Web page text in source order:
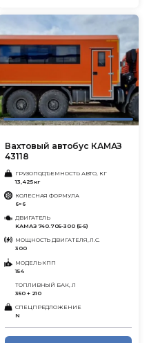
Вахтовый автобус КАМАЗ
43118
ГРУЗОПОДЪЕМНОСТЬ АВТО, КГ
13,425 кг
КОЛЕСНАЯ ФОРМУЛА
6×6
ДВИГАТЕЛЬ
KАMАЗ 740.705-300 (E-5)
МОЩНОСТЬ ДВИГАТЕЛЯ, Л.С.
300
МОДЕЛЬ КПП
154
ТОПЛИВНЫЙ БАК, Л
350 + 210
СПЕЦПРЕДЛОЖЕНИЕ
N